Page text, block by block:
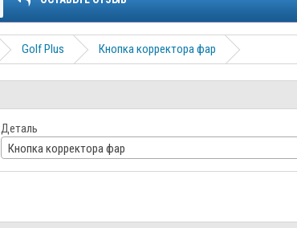
Golf Plus Кнопка корректора фар
Деталь
Кнопка корректора фар